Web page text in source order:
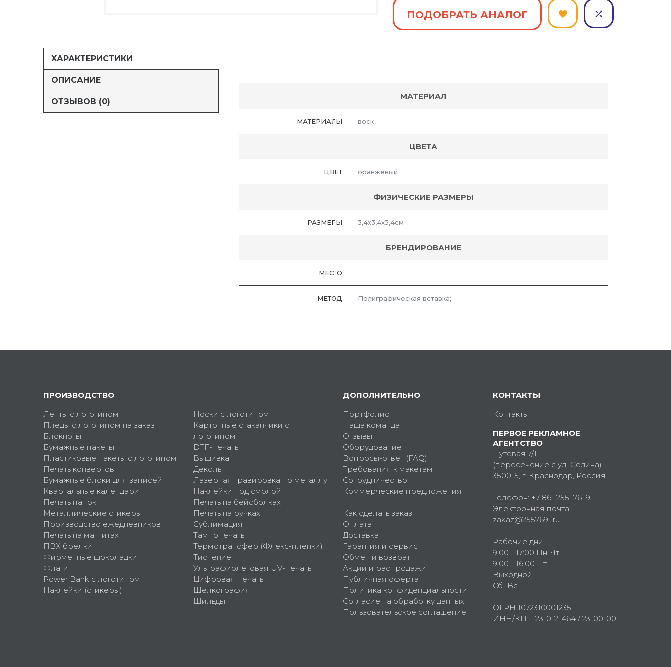
ПОДОБРАТЬ АНАЛОГ
ХАРАКТЕРИСТИКИ
ОПИСАНИЕ
ОТЗЫВОВ (0)
МАТЕРИАЛ
МАТЕРИАЛЫ воск
ЦВЕТА
ЦВЕТ оранжевый
ФИЗИЧЕСКИЕ РАЗМЕРЫ
РАЗМЕРЫ 3,4х3,4х3,4см
БРЕНДИРОВАНИЕ
МЕСТО
МЕТОД Полиграфическая вставка;
ПРОИЗВОДСТВО
Ленты с логотипом
Пледы с логотипом на заказ
Блокноты
Бумажные пакеты
Пластиковые пакеты с логотипом
Печать конвертов
Бумажные блоки для записей
Квартальные календари
Печать папок
Металлические стикеры
Производство ежедневников
Печать на магнитах
ПВХ брелки
Фирменные шоколадки
Флаги
Power Bank с логотипом
Наклейки (стикеры)
Носки с логотипом
Картонные стаканчики с
логотипом
DTF-печать
Вышивка
Деколь
Лазерная гравировка по металлу
Наклейки под смолой
Печать на бейсболках
Печать на ручках
Сублимация
Тампопечать
Термотрансфер (Флекс-пленки)
Тиснение
Ультрафиолетовая UV-печать
Цифровая печать
Шелкография
Шильды
ДОПОЛНИТЕЛЬНО
Портфолио
Наша команда
Отзывы
Оборудование
Вопросы-ответ (FAQ)
Требования к макетам
Сотрудничество
Коммерческие предложения
Как сделать заказ
Оплата
Доставка
Гарантия и сервис
Обмен и возврат
Акции и распродажи
Публичная оферта
Политика конфиденциальности
Согласие на обработку данных
Пользовательское соглашение
КОНТАКТЫ
Контакты
ПЕРВОЕ РЕКЛАМНОЕ
АГЕНТСТВО
Путевая 7/1
(пересечение с ул. Седина)
350015, г. Краснодар, Россия
Телефон: +7 861 255–76–91,
Электронная почта:
zakaz@2557691.ru
Рабочие дни:
9:00 - 17:00 Пн-Чт
9:00 - 16:00 Пт
Выходной:
Сб.-Вс.
ОГРН 1072310001235
ИНН/КПП 2310121464 / 231001001